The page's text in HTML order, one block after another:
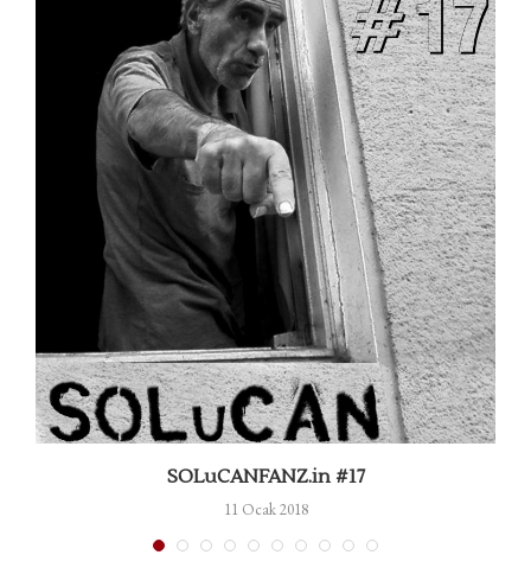
SOLuCANFANZ.in #17
11 Ocak 2018